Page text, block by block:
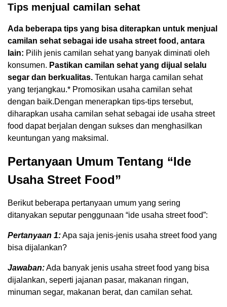
Tips menjual camilan sehat
Ada beberapa tips yang bisa diterapkan untuk menjual
camilan sehat sebagai ide usaha street food, antara
lain: Pilih jenis camilan sehat yang banyak diminati oleh
konsumen. Pastikan camilan sehat yang dijual selalu
segar dan berkualitas. Tentukan harga camilan sehat
yang terjangkau.* Promosikan usaha camilan sehat
dengan baik.Dengan menerapkan tips-tips tersebut,
diharapkan usaha camilan sehat sebagai ide usaha street
food dapat berjalan dengan sukses dan menghasilkan
keuntungan yang maksimal.
Pertanyaan Umum Tentang “Ide
Usaha Street Food”
Berikut beberapa pertanyaan umum yang sering
ditanyakan seputar penggunaan “ide usaha street food”:
Pertanyaan 1:Apa saja jenis-jenis usaha street food yang
bisa dijalankan?
Jawaban:Ada banyak jenis usaha street food yang bisa
dijalankan, seperti jajanan pasar, makanan ringan,
minuman segar, makanan berat, dan camilan sehat.